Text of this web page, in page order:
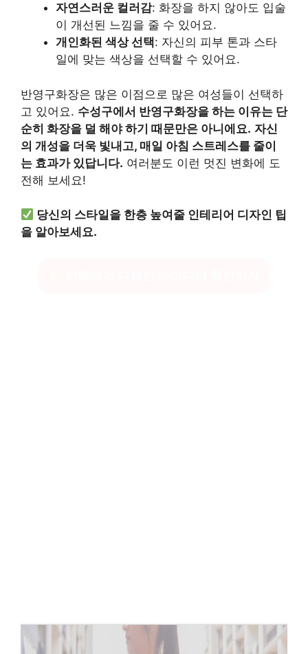
자연스러운 컬러감: 화장을 하지 않아도 입술
이 개선된 느낌을 줄 수 있어요.
개인화된 색상 선택: 자신의 피부 톤과 스타
일에 맞는 색상을 선택할 수 있어요.
반영구화장은 많은 이점으로 많은 여성들이 선택하
고 있어요. 수성구에서 반영구화장을 하는 이유는 단
순히 화장을 덜 해야 하기 때문만은 아니에요. 자신
의 개성을 더욱 빛내고, 매일 아침 스트레스를 줄이
는 효과가 있답니다. 여러분도 이런 멋진 변화에 도
전해 보세요!
당신의 스타일을 한층 높여줄 인테리어 디자인 팁
을 알아보세요.